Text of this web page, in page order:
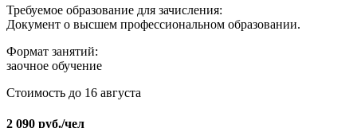
Требуемое образование для зачисления:
Документ о высшем профессиональном образовании.
Формат занятий:
заочное обучение
Стоимость до 16 августа
2 090 руб./чел